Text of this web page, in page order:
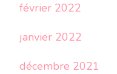
février 2022
janvier 2022
décembre 2021